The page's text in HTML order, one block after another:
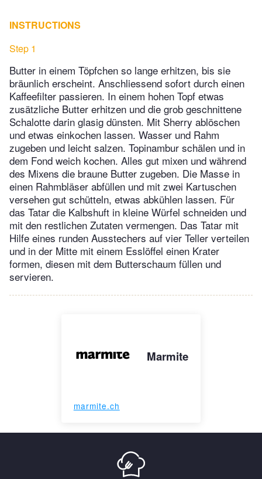
INSTRUCTIONS
Step 1
Butter in einem Töpfchen so lange erhitzen, bis sie
bräunlich erscheint. Anschliessend sofort durch einen
Kaffeefilter passieren. In einem hohen Topf etwas
zusätzliche Butter erhitzen und die grob geschnittene
Schalotte darin glasig dünsten. Mit Sherry ablöschen
und etwas einkochen lassen. Wasser und Rahm
zugeben und leicht salzen. Topinambur schälen und in
dem Fond weich kochen. Alles gut mixen und während
des Mixens die braune Butter zugeben. Die Masse in
einen Rahmbläser abfüllen und mit zwei Kartuschen
versehen gut schütteln, etwas abkühlen lassen. Für
das Tatar die Kalbshuft in kleine Würfel schneiden und
mit den restlichen Zutaten vermengen. Das Tatar mit
Hilfe eines runden Ausstechers auf vier Teller verteilen
und in der Mitte mit einem Esslöffel einen Krater
formen, diesen mit dem Butterschaum füllen und
servieren.
Marmite
marmite.ch